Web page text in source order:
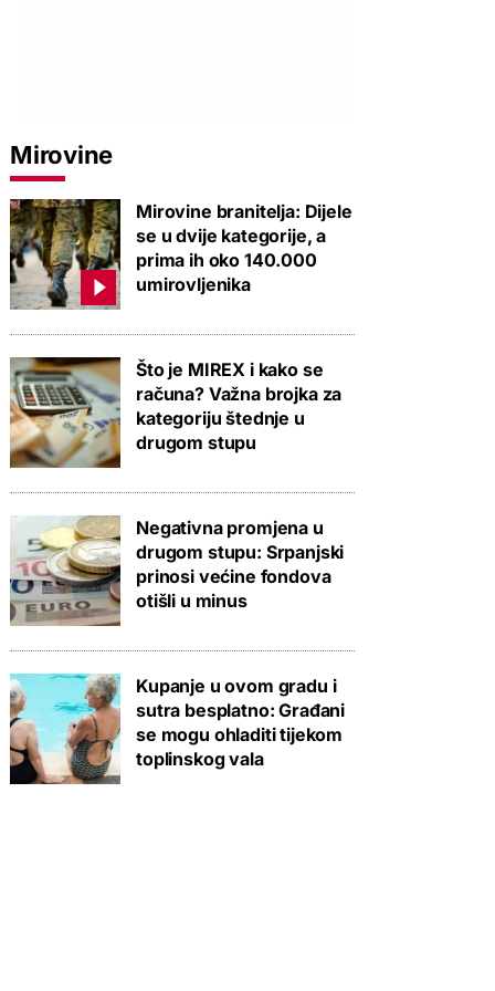
Mirovine
Mirovine branitelja: Dijele
se u dvije kategorije, a
prima ih oko 140.000
umirovljenika
Što je MIREX i kako se
računa? Važna brojka za
kategoriju štednje u
drugom stupu
Negativna promjena u
drugom stupu: Srpanjski
prinosi većine fondova
otišli u minus
Kupanje u ovom gradu i
sutra besplatno: Građani
se mogu ohladiti tijekom
toplinskog vala